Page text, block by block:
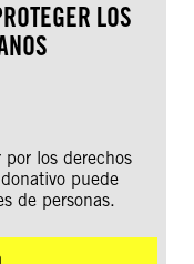
LOS
los derechos
puede
de personas.